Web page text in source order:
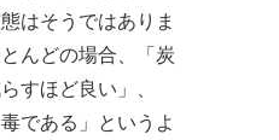
はそうではありま
んどの場合、「炭
すほど良い」、
である」というよ